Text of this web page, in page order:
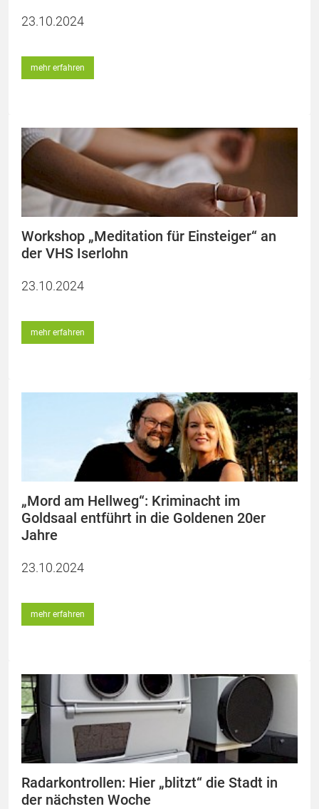
23.10.2024
mehr erfahren
Workshop „Meditation für Einsteiger“ an
der VHS Iserlohn
23.10.2024
mehr erfahren
„Mord am Hellweg“: Kriminacht im
Goldsaal entführt in die Goldenen 20er
Jahre
23.10.2024
mehr erfahren
Radarkontrollen: Hier „blitzt“ die Stadt in
der nächsten Woche